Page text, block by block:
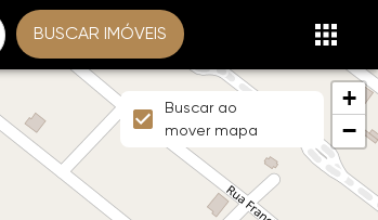
BUSCAR IMÓVEIS
+
−
Buscar ao
mover mapa